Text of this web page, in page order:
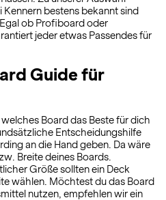
bestens bekannt sind
ob Profiboard oder
jeder etwas Passendes für
Guide für
Board das Beste für dich
Entscheidungshilfe
an die Hand geben. Da wäre
Breite deines Boards.
Größe sollten ein Deck
wählen. Möchtest du das Board
nutzen, empfehlen wir ein